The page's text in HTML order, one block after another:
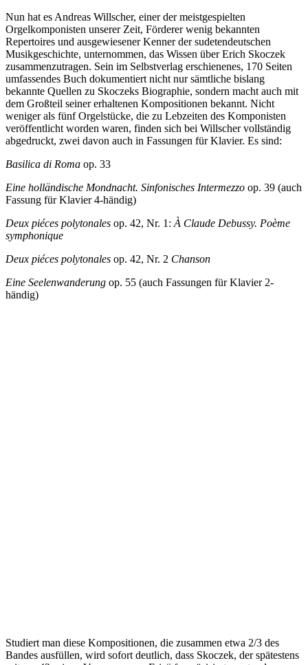
Nun hat es Andreas Willscher, einer der meistgespielten
Orgelkomponisten unserer Zeit, Förderer wenig bekannten
Repertoires und ausgewiesener Kenner der sudetendeutschen
Musikgeschichte, unternommen, das Wissen über Erich Skoczek
zusammenzutragen. Sein im Selbstverlag erschienenes, 170 Seiten
umfassendes Buch dokumentiert nicht nur sämtliche bislang
bekannte Quellen zu Skoczeks Biographie, sondern macht auch mit
dem Großteil seiner erhaltenen Kompositionen bekannt. Nicht
weniger als fünf Orgelstücke, die zu Lebzeiten des Komponisten
veröffentlicht worden waren, finden sich bei Willscher vollständig
abgedruckt, zwei davon auch in Fassungen für Klavier. Es sind:
Basilica di Roma op. 33
Eine holländische Mondnacht. Sinfonisches Intermezzo op. 39 (auch
Fassung für Klavier 4-händig)
Deux piéces polytonales op. 42, Nr. 1: À Claude Debussy. Poème
symphonique
Deux piéces polytonales op. 42, Nr. 2 Chanson
Eine Seelenwanderung op. 55 (auch Fassungen für Klavier 2-
händig)
Studiert man diese Kompositionen, die zusammen etwa 2/3 des
Bandes ausfüllen, wird sofort deutlich, dass Skoczek, der spätestens